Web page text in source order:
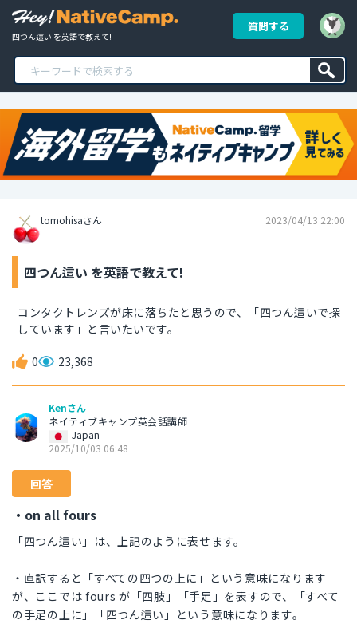
四つん這い を英語で教えて!
質問する
tomohisaさん 2023/04/13 22:00
四つん這い を英語で教えて!
コンタクトレンズが床に落ちたと思うので、「四つん這いで探
しています」と言いたいです。
0 23,368
Kenさん
ネイティブキャンプ英会話講師
Japan
2025/10/03 06:48
回答
・on all fours
「四つん這い」は、上記のように表せます。
・直訳すると「すべての四つの上に」という意味になります
が、ここでは fours が「四肢」「手足」を表すので、「すべて
の手足の上に」「四つん這い」という意味になります。